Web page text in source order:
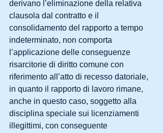
derivano l’eliminazione della relativa
clausola dal contratto e il
consolidamento del rapporto a tempo
indeterminato, non comporta
l’applicazione delle conseguenze
risarcitorie di diritto comune con
riferimento all’atto di recesso datoriale,
in quanto il rapporto di lavoro rimane,
anche in questo caso, soggetto alla
disciplina speciale sui licenziamenti
illegittimi, con conseguente